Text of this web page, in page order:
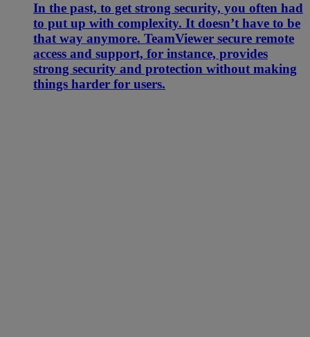
In the past, to get strong security, you often had
to put up with complexity. It doesn’t have to be
that way anymore. TeamViewer secure remote
access and support, for instance, provides
strong security and protection without making
things harder for users.